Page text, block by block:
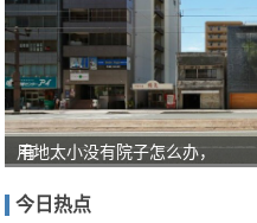
有
对
用地太小没有院子怎么办，
今日热点